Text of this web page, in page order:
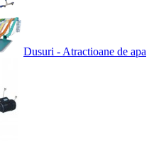
Dusuri - Atractioane de apa